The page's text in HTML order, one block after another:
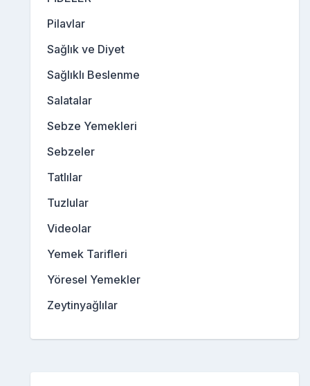
Pilavlar
Sağlık ve Diyet
Sağlıklı Beslenme
Salatalar
Sebze Yemekleri
Sebzeler
Tatlılar
Tuzlular
Videolar
Yemek Tarifleri
Yöresel Yemekler
Zeytinyağlılar